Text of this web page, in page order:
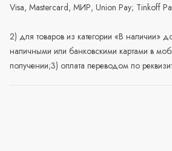
Visa, Mastercard, МИР, Union Pay; Tinkoff
2) для товаров из категории «В наличии»
наличными или банковскими картами в
получении;3) оплата переводом по